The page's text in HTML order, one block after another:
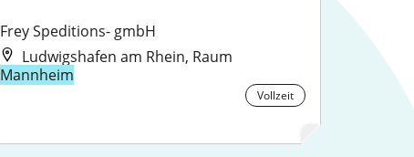
Frey Speditions- gmbH
Ludwigshafen am Rhein, Raum
Mannheim
Vollzeit